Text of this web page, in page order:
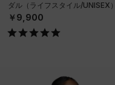
ダル（ライフスタイル/UNISEX）
￥9,900